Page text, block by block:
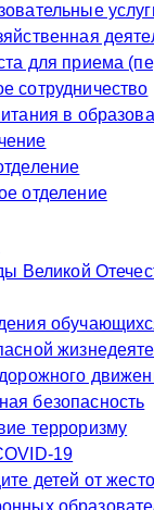
для приема
сотрудничество
в
отделение
Великой
безопасность
терроризму
19
детей от